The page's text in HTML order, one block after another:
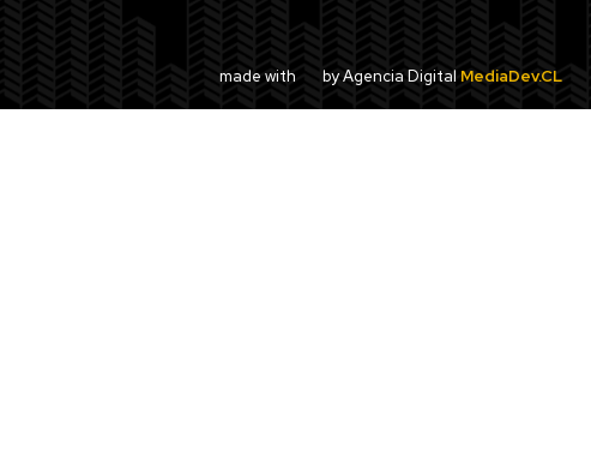
made with by Agencia Digital MediaDev.CL